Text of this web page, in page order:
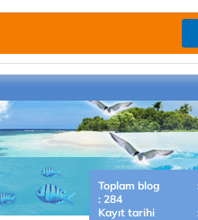
Toplam blog
: 284
Kayıt tarihi